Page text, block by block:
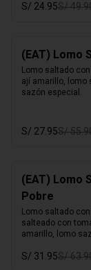
S/ 24.95S/
(EAT) Lomo
Lomo saltado
ají amarillo, lomo
sazón especial.
S/ 27.95S/
(EAT) Lomo
Pobre
Lomo saltado
salteado con
amarillo, lomo
S/ 31.95S/